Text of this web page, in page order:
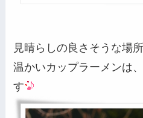
見晴らしの良さそうな場
温かいカップラーメンは
す